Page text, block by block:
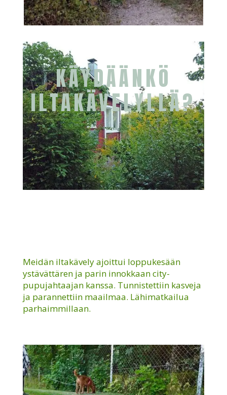
KÄYDÄÄNKÖ
ILTAKÄVELYLLÄ?
Meidän iltakävely ajoittui loppukesään
ystävättären ja parin innokkaan city-
pupujahtaajan kanssa. Tunnistettiin kasveja
ja parannettiin maailmaa. Lähimatkailua
parhaimmillaan.